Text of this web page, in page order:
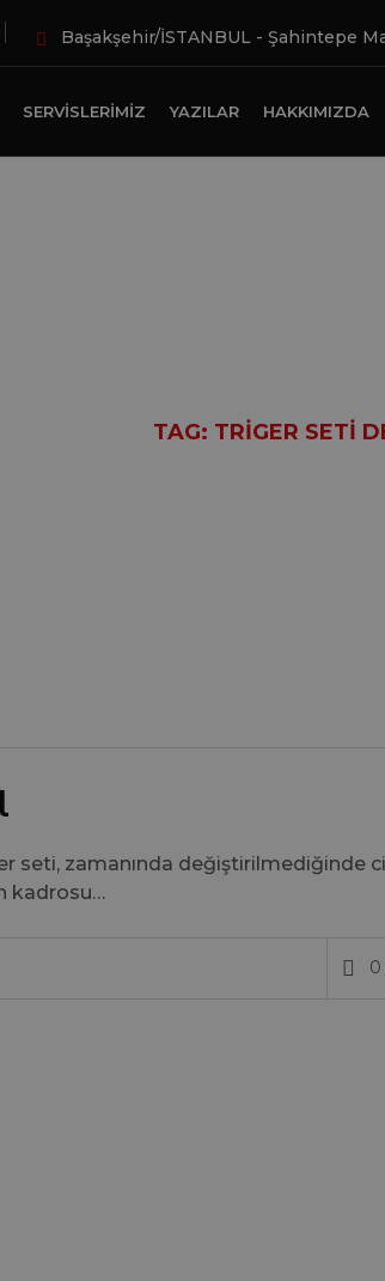
Başakşehir/İSTANBUL - Şahintepe
SERVISLERIMIZ YAZILAR HAKKIMIZDA
TAG: TRIGER SETI
seti, zamanında değiştirilmediğinde
kadrosu…
0